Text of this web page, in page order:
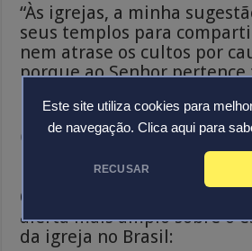
Este site utiliza cookies para
de navegação. Clica aqui para
RECUSAR
“Às igrejas, a minha
seus templos para
nem atrase os cultos por
porque ao Senhor pertence
Crítica ao
igreja brasileira
O pastor concluiu sua
alerta mais amplo sobre o
da igreja no Brasil: